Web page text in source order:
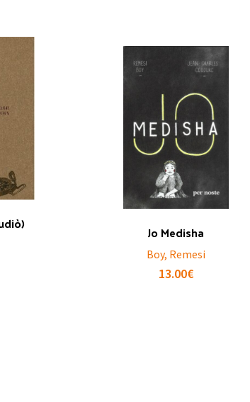
Jo Medisha
Boy, Remesi
13.00€